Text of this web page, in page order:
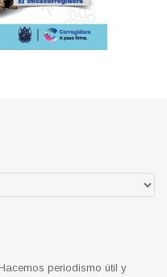
periodismo útil y